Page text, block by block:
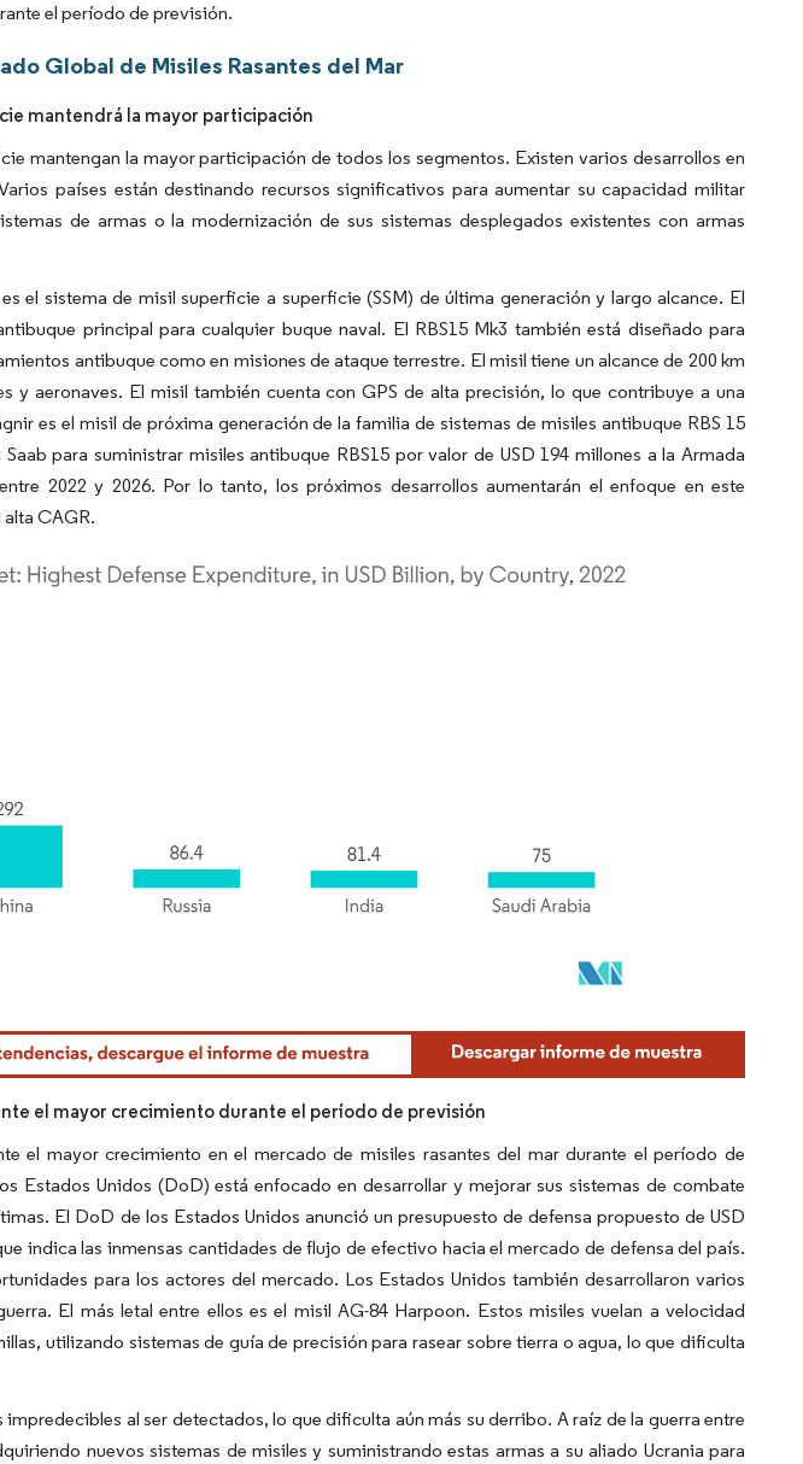
el período de previsión.
Global de Misiles Rasantes del Mar
mantendrá la mayor participación
mantengan la mayor participación de todos los segmentos. Existen varios desarrollos en
países están destinando recursos significativos para aumentar su capacidad militar
de armas o la modernización de sus sistemas desplegados existentes con armas
el sistema de misil superficie a superficie (SSM) de última generación y largo alcance. El
principal para cualquier buque naval. El RBS15 Mk3 también está diseñado para
antibuque como en misiones de ataque terrestre. El misil tiene un alcance de 200 km
y aeronaves. El misil también cuenta con GPS de alta precisión, lo que contribuye a una
es el misil de próxima generación de la familia de sistemas de misiles antibuque RBS 15
para suministrar misiles antibuque RBS15 por valor de USD 194 millones a la Armada
2022 y 2026. Por lo tanto, los próximos desarrollos aumentarán el enfoque en este
alta CAGR.
CC BY 4.0.
el mayor crecimiento durante el período de previsión
el mayor crecimiento en el mercado de misiles rasantes del mar durante el período de
Estados Unidos (DoD) está enfocado en desarrollar y mejorar sus sistemas de combate
El DoD de los Estados Unidos anunció un presupuesto de defensa propuesto de USD
indica las inmensas cantidades de flujo de efectivo hacia el mercado de defensa del país.
para los actores del mercado. Los Estados Unidos también desarrollaron varios
El más letal entre ellos es el misil AG-84 Harpoon. Estos misiles vuelan a velocidad
utilizando sistemas de guía de precisión para rasear sobre tierra o agua, lo que dificulta
al ser detectados, lo que dificulta aún más su derribo. A raíz de la guerra entre
nuevos sistemas de misiles y suministrando estas armas a su aliado Ucrania para